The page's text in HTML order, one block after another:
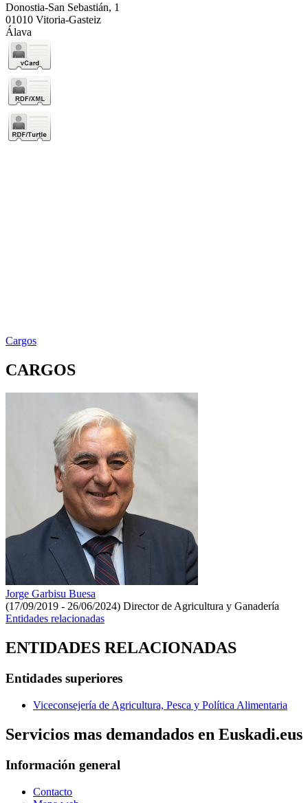
Donostia-San Sebastián, 1
01010 Vitoria-Gasteiz
Álava
Cargos
CARGOS
Jorge Garbisu Buesa
(17/09/2019 - 26/06/2024) Director de Agricultura y Ganadería
Entidades relacionadas
ENTIDADES RELACIONADAS
Entidades superiores
Viceconsejería de Agricultura, Pesca y Política Alimentaria
Servicios mas demandados en Euskadi.eus
Información general
Contacto